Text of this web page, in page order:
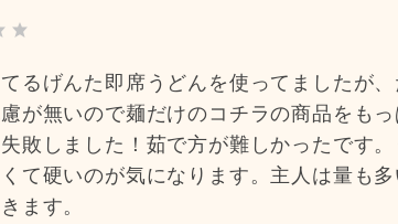
るげんた即席うどんを使ってましたが
が無いので麺だけのコチラの商品をも
敗しました！茹で方が難しかったです
て硬いのが気になります。主人は量も
ます。